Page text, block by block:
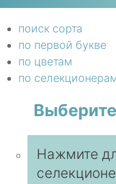
поиск сорта
по первой букве
по цветам
по
Нажмите